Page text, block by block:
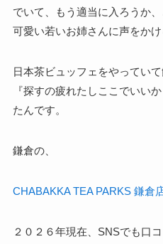
でいて、もう適当に入ろうか
可愛い若いお姉さんに声をかけ
日本茶ビュッフェをやってい
『探すの疲れたしここでいい
たんです。
鎌倉の、
CHABAKKA TEA PARKS 鎌倉
２０２６年現在、SNSでも口